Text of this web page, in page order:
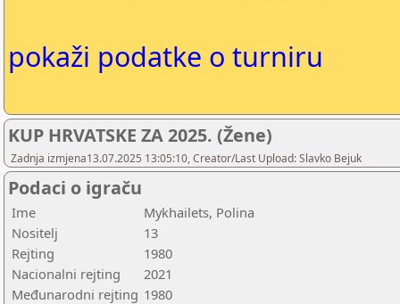
pokaži podatke o turniru
KUP HRVATSKE ZA 2025. (Žene)
Zadnja izmjena13.07.2025 13:05:10, Creator/Last Upload: Slavko Bejuk
Podaci o igraču
Ime
Mykhailets, Polina
Nositelj
13
Rejting
1980
Nacionalni rejting
2021
Međunarodni rejting 1980